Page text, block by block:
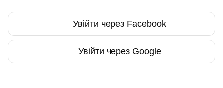
Увійти через Facebook
Увійти через Google